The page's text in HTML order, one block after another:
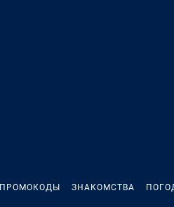
ПРОМОКОДЫ ЗНАКОМСТВА